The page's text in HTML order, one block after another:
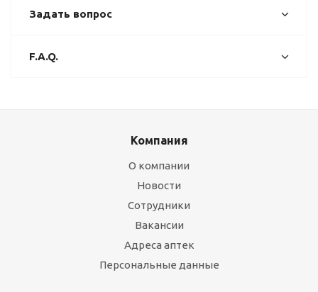
Задать вопрос
F.A.Q.
Компания
О компании
Новости
Сотрудники
Вакансии
Адреса аптек
Персональные данные